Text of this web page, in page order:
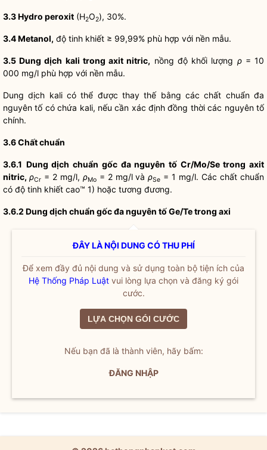
3.3 Hydro peroxit (H2O2), 30%.
3.4Metanol, độ tinh khiết ≥ 99,99% phù hợp với nền mẫu.
3.5Dung dịch kali trong axit nitric, nồng độ khối lượng ρ= 10
000 mg/l phù hợp với nền mẫu.
Dung dịch kali có thể được thay thế bằng các chất chuẩn đa
nguyên tố có chứa kali, nếu cần xác định đồng thời các nguyên tố
chính.
3.6Chất chuẩn
3.6.1 Dung dịch chuẩn gốc đa nguyên tố Cr/Mo/Se trong axit
nitric, ρCr= 2 mg/l, ρMo= 2 mg/l vàρSe = 1 mg/l. Các chất chuẩn
có độ tinh khiết cao™ 1) hoặc tương đương.
3.6.2 Dung dịch chuẩn gốc đa nguyên tố Ge/Te trong axi
ĐÂY LÀ NỘI DUNG CÓ THU PHÍ
Để xem đầy đủ nội dung và sử dụng toàn bộ tiện ích của
Hệ Thống Pháp Luật vui lòng lựa chọn và đăng ký gói
cước.
LỰA CHỌN GÓI CƯỚC
Nếu bạn đã là thành viên, hãy bấm:
ĐĂNG NHẬP